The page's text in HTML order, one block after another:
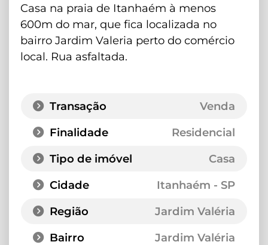
Casa na praia de Itanhaém à menos
600m do mar, que fica localizada no
bairro Jardim Valeria perto do comércio
local. Rua asfaltada.
Transação
Venda
Finalidade
Residencial
Tipo de imóvel
Casa
Cidade
Itanhaém - SP
Região
Jardim Valéria
Bairro
Jardim Valéria